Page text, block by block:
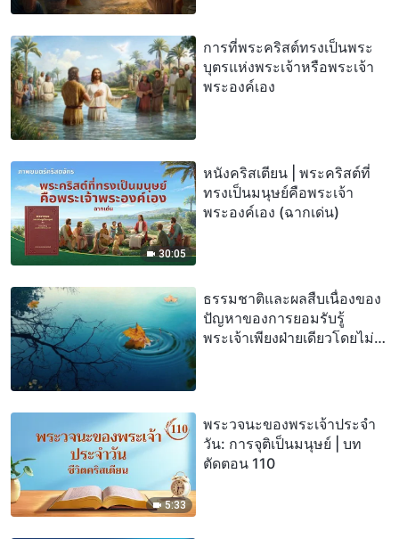
การที่พระคริสต์ทรงเป็นพระ
บุตรแห่งพระเจ้าหรือพระเจ้า
พระองค์เอง
30:05
หนังคริสเตียน | พระคริสต์ที่
ทรงเป็นมนุษย์คือพระเจ้า
พระองค์เอง (ฉากเด่น)
ธรรมชาติและผลสืบเนื่องของ
ปัญหาของการยอมรับรู้
พระเจ้าเพียงฝ่ายเดียวโดยไม่
5:33
พระวจนะของพระเจ้าประจำ
วัน: การจุติเป็นมนุษย์ | บท
ตัดตอน 110